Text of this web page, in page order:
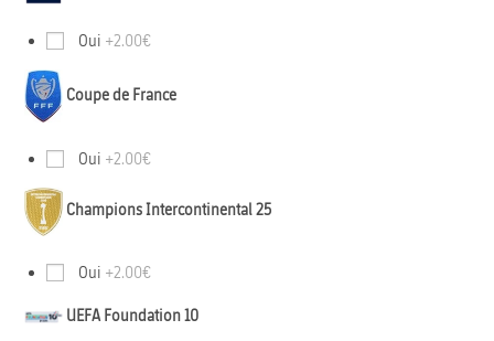
Oui +2.00€
Coupe de France
Oui +2.00€
Champions Intercontinental 25
Oui +2.00€
UEFA Foundation 10